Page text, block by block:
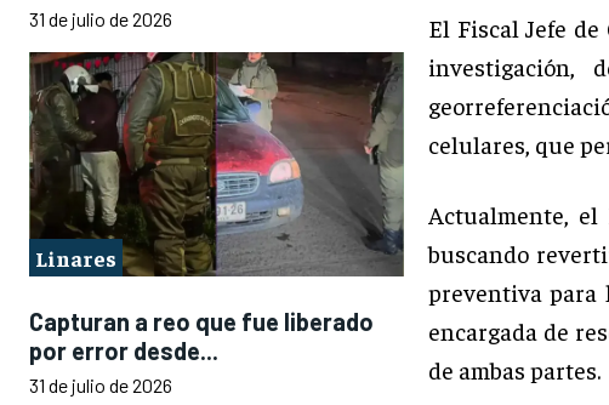
31 de julio de 2026
Linares
Capturan a reo que fue liberado
por error desde...
31 de julio de 2026
El Fiscal Jefe
investigación,
celulares, que
Actualmente,
buscando
preventiva para
encargada de
de ambas partes.